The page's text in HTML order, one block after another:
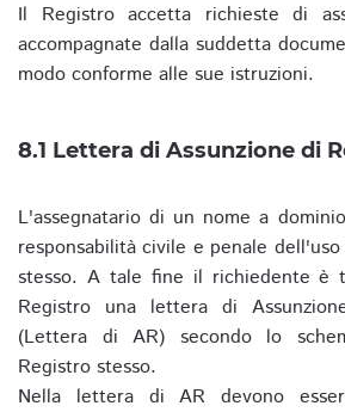
Il Registro accetta richieste di
accompagnate dalla suddetta
modo conforme alle sue istruzioni.
8.1 Lettera di Assunzione di
L'assegnatario di un nome a
responsabilità civile e penale
stesso. A tale fine il richiedente è
Registro una lettera di
(Lettera di AR) secondo lo
Registro stesso.
Nella lettera di AR devono